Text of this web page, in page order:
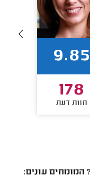
9.85
178
חוות דעת
המומחים עונים: